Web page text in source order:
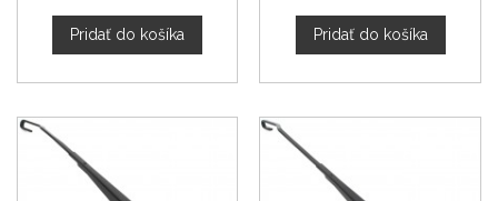
Pridať do košíka Pridať do košíka